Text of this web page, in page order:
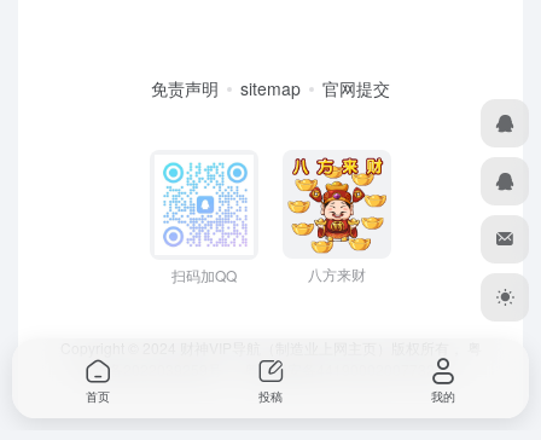
免责声明 sitemap 官网提交
扫码加QQ 八方来财
ICP备2022039259号
、 粤公网安备44190002007732号
首页 投稿 我的